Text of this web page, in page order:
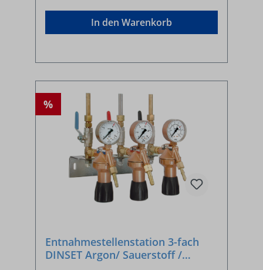
In den Warenkorb
%
Entnahmestellenstation 3-fach
DINSET Argon/ Sauerstoff /